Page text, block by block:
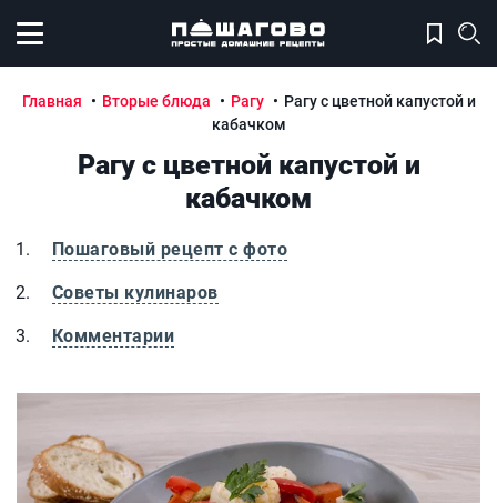
Открыть меню
Главная Вторые блюда Рагу
Рагу с цветной капустой и
кабачком
Рагу с цветной капустой и
кабачком
Пошаговый рецепт с фото
Советы кулинаров
Комментарии